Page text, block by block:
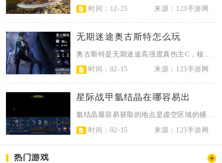
时间：12-23
来源：123手游网
无期迷途奥古斯特怎么玩
奥古斯特是无期迷途高强度真伤主C，核心玩法围绕残锋资源管理与必杀持续输出展开...
时间：02-15
来源：123手游网
星际战甲氩结晶在哪容易出
氩结晶最容易获取的地点是虚空区域的捕获、歼灭与生存任务，其中虚空Hepit（...
时间：02-15
来源：123手游网
热门游戏